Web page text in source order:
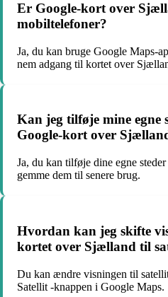
Er Google-kort over
mobiltelefoner?
Ja, du kan bruge Google Maps-
nem adgang til kortet over
Kan jeg tilføje mine egne
Google-kort over
Ja, du kan tilføje dine egne
gemme dem til senere brug.
Hvordan kan jeg skifte
kortet over Sjælland til
Du kan ændre visningen til
Satellit -knappen i Google Maps.